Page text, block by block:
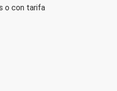
o con tarifa